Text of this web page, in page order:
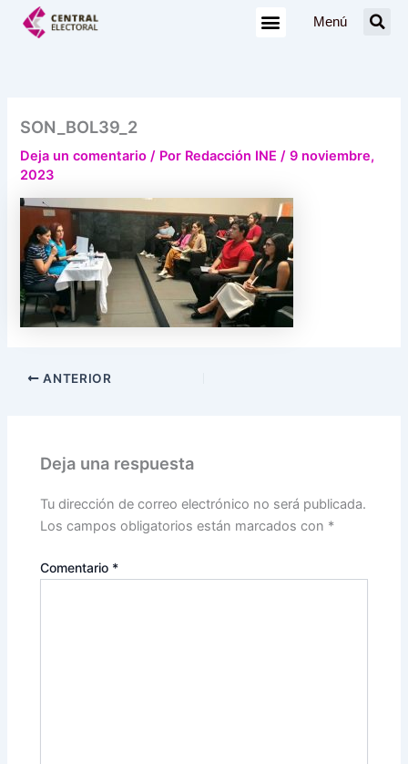
Menú
SON_BOL39_2
Deja un comentario / Por Redacción INE/9 noviembre,
2023
ANTERIOR
Deja una respuesta
Tu dirección de correo electrónico no será publicada.
Los campos obligatorios están marcados con *
Comentario *